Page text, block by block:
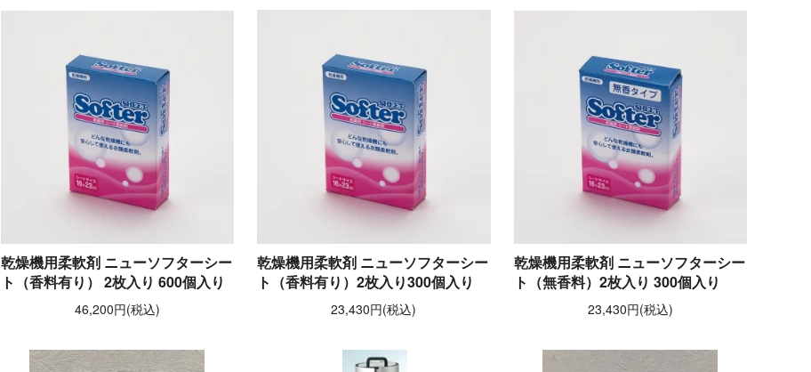
乾燥機用柔軟剤 ニューソフターシー
ト（香料有り） 2枚入り 600個入り
46,200円(税込)
乾燥機用柔軟剤 ニューソフターシー
ト（香料有り）2枚入り300個入り
23,430円(税込)
乾燥機用柔軟剤 ニューソフターシー
ト（無香料）2枚入り 300個入り
23,430円(税込)